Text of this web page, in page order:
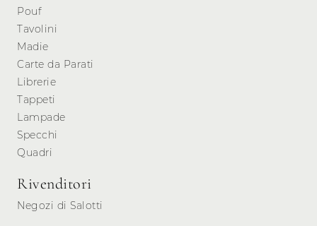
Pouf
Tavolini
Madie
Carte da Parati
Librerie
Tappeti
Lampade
Specchi
Quadri
Rivenditori
Negozi di Salotti